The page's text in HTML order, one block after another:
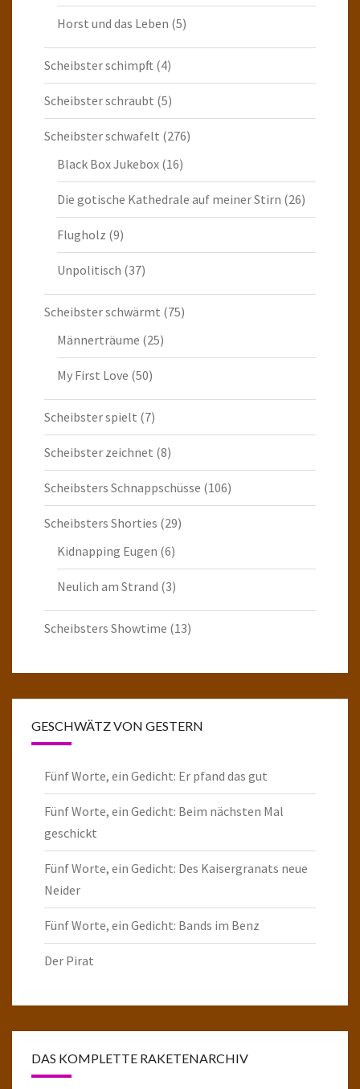
Horst und das Leben (5)
Scheibster schimpft (4)
Scheibster schraubt (5)
Scheibster schwafelt (276)
Black Box Jukebox (16)
Die gotische Kathedrale auf meiner Stirn (26)
Flugholz (9)
Unpolitisch (37)
Scheibster schwärmt (75)
Männerträume (25)
My First Love (50)
Scheibster spielt (7)
Scheibster zeichnet (8)
Scheibsters Schnappschüsse (106)
Scheibsters Shorties (29)
Kidnapping Eugen (6)
Neulich am Strand (3)
Scheibsters Showtime (13)
GESCHWÄTZ VON GESTERN
Fünf Worte, ein Gedicht: Er pfand das gut
Fünf Worte, ein Gedicht: Beim nächsten Mal
geschickt
Fünf Worte, ein Gedicht: Des Kaisergranats neue
Neider
Fünf Worte, ein Gedicht: Bands im Benz
Der Pirat
DAS KOMPLETTE RAKETENARCHIV